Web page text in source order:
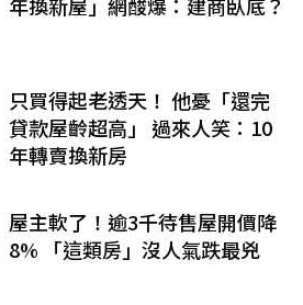
年換新屋」網酸爆：建商臥底？
只買得起老透天！ 他憂「還完
貸款屋齡超高」 過來人笑：10
年轉賣換新房
屋主軟了！逾3千待售屋開價降
8% 「這類房」沒人氣跌最兇